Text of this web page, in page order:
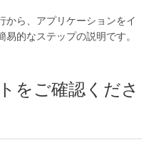
から、アプリケーションをイ
的なステップの説明です。
をご確認くださ